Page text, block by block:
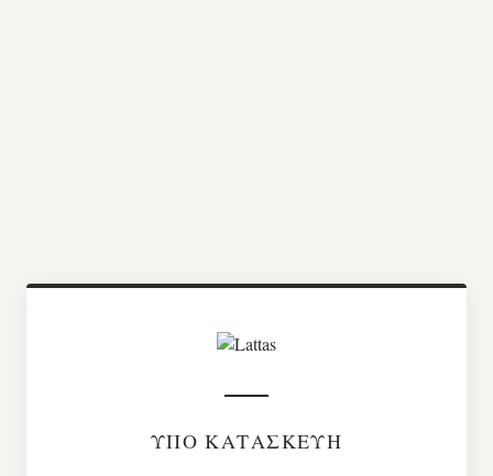
ΥΠΌ ΚΑΤΑΣΚΕΥΉ